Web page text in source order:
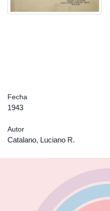
Fecha
1943
Autor
Catalano, Luciano R.